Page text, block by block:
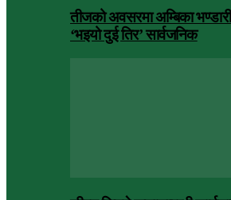
तीजको अवसरमा अम्बिका
‘भइयो दुई तिर’ सार्वजनिक